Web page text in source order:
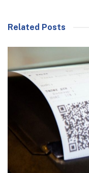
Related Posts